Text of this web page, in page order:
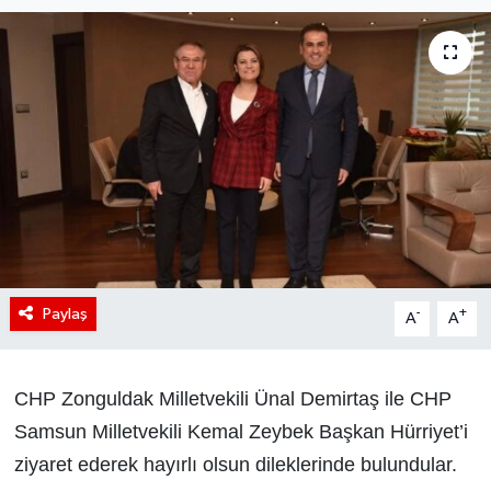
Paylaş A- A+
CHP Zonguldak Milletvekili Ünal Demirtaş ile CHP
Samsun Milletvekili Kemal Zeybek Başkan Hürriyet’i
ziyaret ederek hayırlı olsun dileklerinde bulundular.